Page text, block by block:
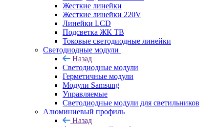
Жесткие линейки
Жесткие линейки 220V
Линейки LCD
Подсветка ЖК ТВ
Токовые светодиодные линейки
Светодиодные модули
Назад
Светодиодные модули
Герметичные модули
Модули Samsung
Управляемые
Светодиодные модули для светильников
Алюминиевый профиль
Назад